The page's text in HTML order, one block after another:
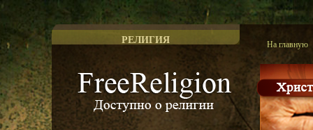
РЕЛИГИЯ На главную